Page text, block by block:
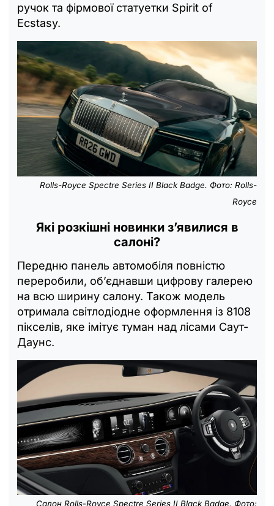
ручок та фірмової статуетки Spirit of
Ecstasy.
Rolls-Royce Spectre Series II Black Badge. Фото: Rolls-
Royce
Які розкішні новинки з’явилися в
салоні?
Передню панель автомобіля повністю
переробили, об’єднавши цифрову галерею
на всю ширину салону. Також модель
отримала світлодіодне оформлення із 8108
пікселів, яке імітує туман над лісами Саут-
Даунс.
Салон Rolls-Royce Spectre Series II Black Badge. Фото: